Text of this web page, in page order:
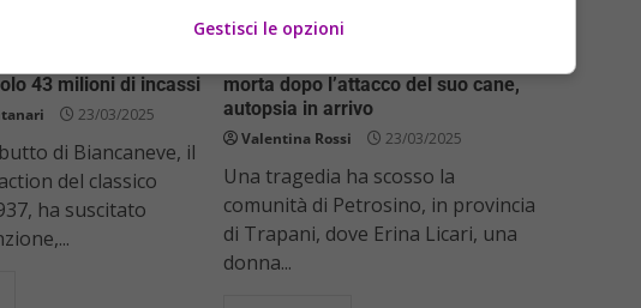
al botteghino
43 milioni di incassi
23/03/2025
di Biancaneve, il
del classico
ha suscitato
morta dopo l’attacco del suo cane,
autopsia in arrivo
Valentina Rossi 23/03/2025
Una tragedia ha scosso la
comunità di Petrosino, in provincia
di Trapani, dove Erina Licari, una
donna...
Gestisci le opzioni